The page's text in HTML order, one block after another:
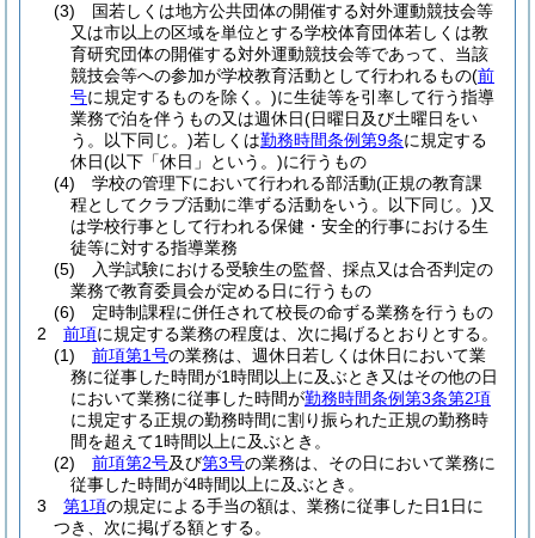
(3)
国若しくは地方公共団体の開催する対外運動競技会等
又は市以上の区域を単位とする学校体育団体若しくは教
育研究団体の開催する対外運動競技会等であって、当該
競技会等への参加が学校教育活動として行われるもの(前
号に規定するものを除く。)に生徒等を引率して行う指導
業務で泊を伴うもの又は週休日(日曜日及び土曜日をい
う。以下同じ。)若しくは勤務時間条例第9条に規定する
休日(以下「休日」という。)に行うもの
(4)
学校の管理下において行われる部活動(正規の教育課
程としてクラブ活動に準ずる活動をいう。以下同じ。)又
は学校行事として行われる保健・安全的行事における生
徒等に対する指導業務
(5)
入学試験における受験生の監督、採点又は合否判定の
業務で教育委員会が定める日に行うもの
(6)
定時制課程に併任されて校長の命ずる業務を行うもの
2
前項に規定する業務の程度は、次に掲げるとおりとする。
(1)
前項第1号の業務は、週休日若しくは休日において業
務に従事した時間が1時間以上に及ぶとき又はその他の日
において業務に従事した時間が勤務時間条例第3条第2項
に規定する正規の勤務時間に割り振られた正規の勤務時
間を超えて1時間以上に及ぶとき。
(2)
前項第2号及び第3号の業務は、その日において業務に
従事した時間が4時間以上に及ぶとき。
3
第1項の規定による手当の額は、業務に従事した日1日に
つき、次に掲げる額とする。